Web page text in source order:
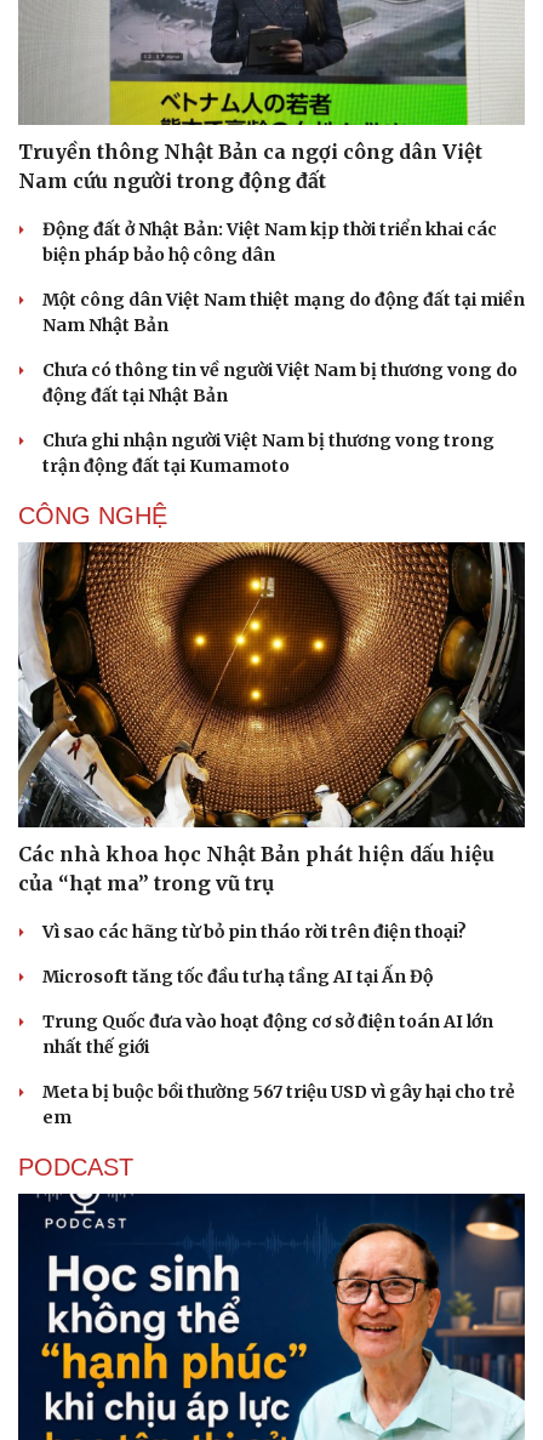
Sức khỏe
Cây thuốc
Sản phụ khoa
Nhi khoa
Nam khoa
Làm đẹp - giảm cân
Phòng mạch online
Ăn sạch sống khỏe
Đời sống
Tình yêu - Gia đình
Truyền thông Nhật Bản ca ngợi công dân Việt
Nam cứu người trong động đất
Động đất ở Nhật Bản: Việt Nam kịp thời triển khai các
biện pháp bảo hộ công dân
Một công dân Việt Nam thiệt mạng do động đất tại miền
Nam Nhật Bản
Chưa có thông tin về người Việt Nam bị thương vong do
động đất tại Nhật Bản
Chưa ghi nhận người Việt Nam bị thương vong trong
trận động đất tại Kumamoto
CÔNG NGHỆ
Các nhà khoa học Nhật Bản phát hiện dấu hiệu
của “hạt ma” trong vũ trụ
Vì sao các hãng từ bỏ pin tháo rời trên điện thoại?
Microsoft tăng tốc đầu tư hạ tầng AI tại Ấn Độ
Trung Quốc đưa vào hoạt động cơ sở điện toán AI lớn
nhất thế giới
Meta bị buộc bồi thường 567 triệu USD vì gây hại cho trẻ
em
PODCAST